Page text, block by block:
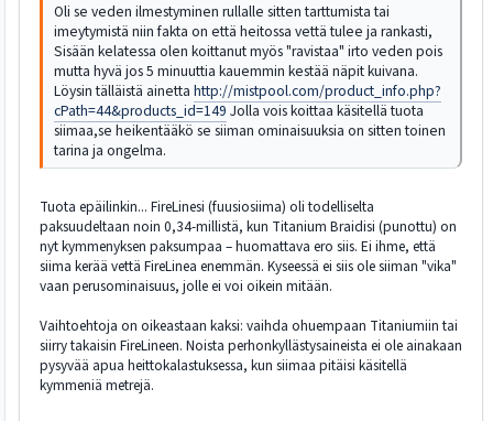
Oli se veden ilmestyminen rullalle sitten tarttumista tai
imeytymistä niin fakta on että heitossa vettä tulee ja rankasti,
Sisään kelatessa olen koittanut myös "ravistaa" irto veden pois
mutta hyvä jos 5 minuuttia kauemmin kestää näpit kuivana.
Löysin tälläistä ainetta http://mistpool.com/product_info.php?
cPath=44&products_id=149 Jolla vois koittaa käsitellä tuota
siimaa,se heikentääkö se siiman ominaisuuksia on sitten toinen
tarina ja ongelma.
Tuota epäilinkin... FireLinesi (fuusiosiima) oli todelliselta
paksuudeltaan noin 0,34-millistä, kun Titanium Braidisi (punottu) on
nyt kymmenyksen paksumpaa – huomattava ero siis. Ei ihme, että
siima kerää vettä FireLinea enemmän. Kyseessä ei siis ole siiman "vika"
vaan perusominaisuus, jolle ei voi oikein mitään.
Vaihtoehtoja on oikeastaan kaksi: vaihda ohuempaan Titaniumiin tai
siirry takaisin FireLineen. Noista perhonkyllästysaineista ei ole ainakaan
pysyvää apua heittokalastuksessa, kun siimaa pitäisi käsitellä
kymmeniä metrejä.